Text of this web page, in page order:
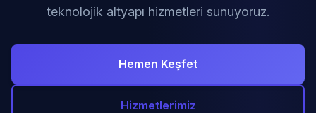
teknolojik altyapı hizmetleri sunuyoruz.
Hemen Keşfet
Hizmetlerimiz